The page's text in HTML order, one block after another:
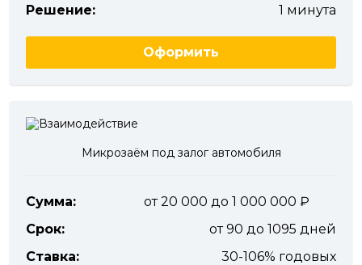
Решение:
1 минута
Оформить
Микрозаём под залог автомобиля
Сумма:
от 20 000 до 1 000 000
Срок:
от 90 до 1095 дней
Ставка:
30-106% годовых